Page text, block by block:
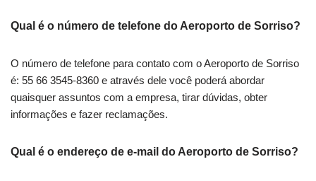
Qual é o número de telefone do Aeroporto de Sorriso?
O número de telefone para contato com o Aeroporto de Sorriso
é: 55 66 3545-8360 e através dele você poderá abordar
quaisquer assuntos com a empresa, tirar dúvidas, obter
informações e fazer reclamações.
Qual é o endereço de e-mail do Aeroporto de Sorriso?